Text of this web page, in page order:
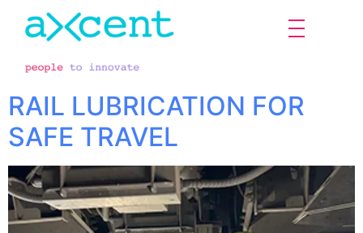
RAIL LUBRICATION FOR
SAFE TRAVEL